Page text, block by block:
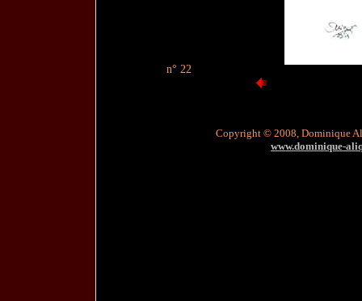
n° 22
Copyright © 2008, Dominique
www.dominique-